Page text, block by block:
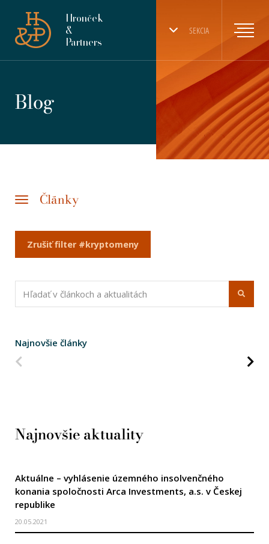
SEKCIA
Hronček
&
Partners
Blog
Články
Zrušiť filter #kryptomeny
Najnovšie články
Najnovšie aktuality
Aktuálne – vyhlásenie územného insolvenčného
konania spoločnosti Arca Investments, a.s. v Českej
republike
20.05.2021